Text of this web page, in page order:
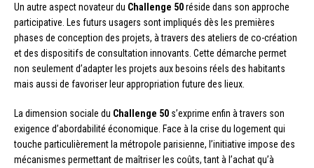
Un autre aspect novateur du Challenge 50réside dans son approche
participative. Les futurs usagers sont impliqués dès les premières
phases de conception des projets, à travers des ateliers de co-création
et des dispositifs de consultation innovants. Cette démarche permet
non seulement d’adapter les projets aux besoins réels des habitants
mais aussi de favoriser leur appropriation future des lieux.
La dimension sociale du Challenge 50 s’exprime enfin à travers son
exigence d’abordabilité économique. Face à la crise du logement qui
touche particulièrement la métropole parisienne, l’initiative impose des
mécanismes permettant de maîtriser les coûts, tant à l’achat qu’à